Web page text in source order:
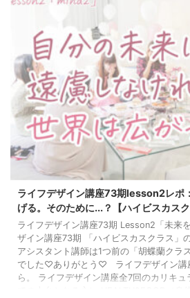
ライフデザイン講座73期lesson2レポ
げる。そのために...？【ハイビスカスク
ライフデザイン講座73期 Lesson2「未来
ザイン講座73期 「ハイビスカスクラス」
アシスタント講師は1つ前の「胡蝶蘭クラ
でした♡ありがとう♡ ライフデザイン講
ら。 ライフデザイン講座全7回のカリキ